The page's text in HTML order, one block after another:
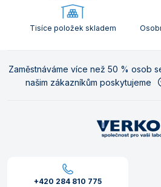
Tisíce položek skladem
Zaměstnáváme více než 50 % osob
našim zákazníkům poskytujeme
+420 284 810 775